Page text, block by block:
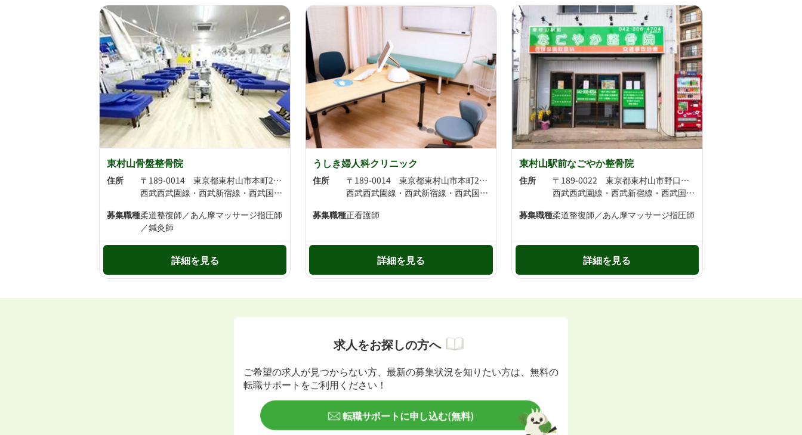
東村山骨盤整骨院
住所
〒189-0014 東京都東村山市本町2丁目19-39
西武西武園線・西武新宿線・西武国分寺線 東村山駅より徒歩2分 西武新宿線 久米川駅より徒歩16分
募集職種柔道整復師／あん摩マッサージ指圧師
／鍼灸師
詳細を見る
うしき婦人科クリニック
住所
〒189-0014 東京都東村山市本町2丁目3-79
西武西武園線・西武新宿線・西武国分寺線 東村山駅より徒歩1分 西武新宿線 久米川駅より徒歩17分
募集職種正看護師
詳細を見る
東村山駅前なごやか整骨院
住所
〒189-0022 東京都東村山市野口町1-11-2
西武西武園線・西武新宿線・西武国分寺線 東村山駅より徒歩3分 西武新宿線 久米川駅より徒歩19分
募集職種柔道整復師／あん摩マッサージ指圧師
詳細を見る
求人をお探しの方へ
ご希望の求人が見つからない方、最新の募集状況を知りたい方は、無料の
転職サポートをご利用ください！
転職サポートに申し込む(無料)